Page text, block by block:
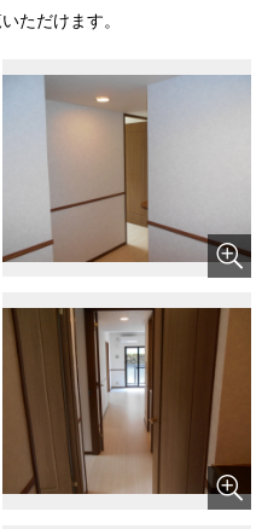
ただけます。